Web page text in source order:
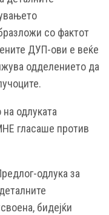
со фактот
ДУП-ови е веќе
одделението да
одлуката
гласаше против
одлука за
бидејќи